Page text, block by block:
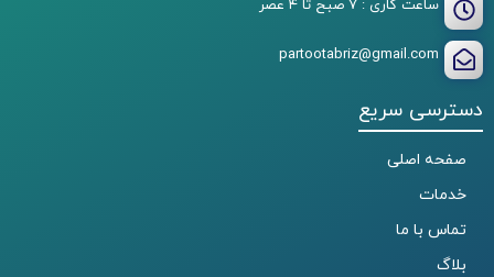
ساعت کاری : ۷ صبح تا ۴ عصر
partootabriz@gmail.com
دسترسی سریع
صفحه اصلی
خدمات
تماس با ما
بلاگ